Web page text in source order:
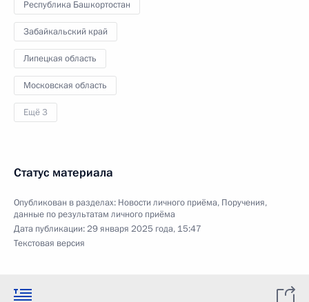
Республика Башкортостан
Забайкальский край
Липецкая область
Московская область
Ещё 3
Статус материала
Опубликован в разделах: Новости личного приёма, Поручения,
данные по результатам личного приёма
Дата публикации:29 января 2025 года, 15:47
Текстовая версия